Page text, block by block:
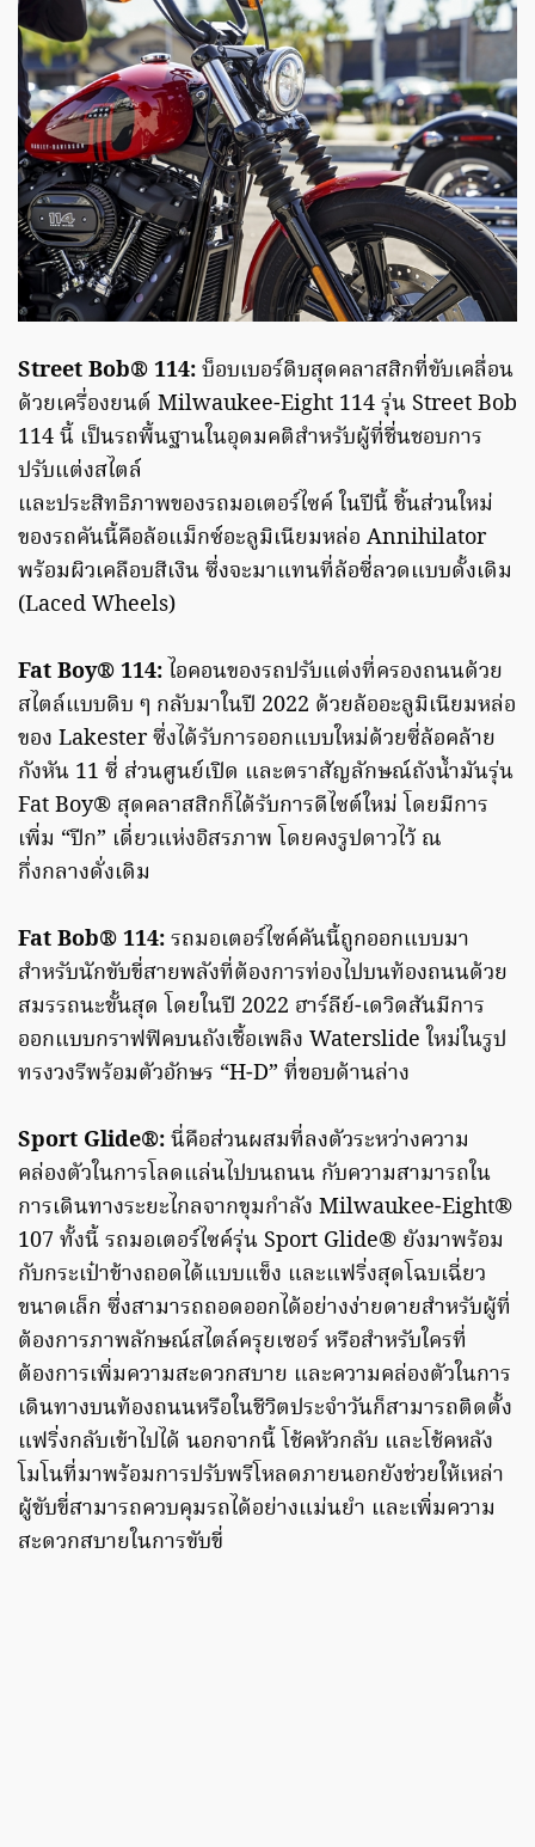
Street Bob® 114:บ็อบเบอร์ดิบสุดคลาสสิกที่ขับเคลื่อน
ด้วยเครื่องยนต์ Milwaukee-Eight 114 รุ่น Street Bob
114 นี้ เป็นรถพื้นฐานในอุดมคติสำหรับผู้ที่ชื่นชอบการ
ปรับแต่งสไตล์
และประสิทธิภาพของรถมอเตอร์ไซค์ ในปีนี้ ชิ้นส่วนใหม่
ของรถคันนี้คือล้อแม็กซ์อะลูมิเนียมหล่อ Annihilator
พร้อมผิวเคลือบสีเงิน ซึ่งจะมาแทนที่ล้อซี่ลวดแบบดั้งเดิม
(Laced Wheels)
Fat Boy® 114: ไอคอนของรถปรับแต่งที่ครองถนนด้วย
สไตล์แบบดิบ ๆ กลับมาในปี 2022 ด้วยล้ออะลูมิเนียมหล่อ
ของ Lakester ซึ่งได้รับการออกแบบใหม่ด้วยซี่ล้อคล้าย
กังหัน 11 ซี่ ส่วนศูนย์เปิด และตราสัญลักษณ์ถังน้ำมันรุ่น
Fat Boy® สุดคลาสสิกก็ได้รับการดีไซต์ใหม่ โดยมีการ
เพิ่ม “ปีก” เดี่ยวแห่งอิสรภาพ โดยคงรูปดาวไว้ ณ
กึ่งกลางดั่งเดิม
Fat Bob® 114:รถมอเตอร์ไซค์คันนี้ถูกออกแบบมา
สำหรับนักขับขี่สายพลังที่ต้องการท่องไปบนท้องถนนด้วย
สมรรถนะขั้นสุด โดยในปี 2022 ฮาร์ลีย์-เดวิดสันมีการ
ออกแบบกราฟฟิคบนถังเชื้อเพลิง Waterslide ใหม่ในรูป
ทรงวงรีพร้อมตัวอักษร “H-D” ที่ขอบด้านล่าง
Sport Glide®:นี่คือส่วนผสมที่ลงตัวระหว่างความ
คล่องตัวในการโลดแล่นไปบนถนน กับความสามารถใน
การเดินทางระยะไกลจากขุมกำลัง Milwaukee-Eight®
107 ทั้งนี้ รถมอเตอร์ไซค์รุ่น Sport Glide® ยังมาพร้อม
กับกระเป๋าข้างถอดได้แบบแข็ง และแฟริ่งสุดโฉบเฉี่ยว
ขนาดเล็ก ซึ่งสามารถถอดออกได้อย่างง่ายดายสำหรับผู้ที่
ต้องการภาพลักษณ์สไตล์ครุยเซอร์ หรือสำหรับใครที่
ต้องการเพิ่มความสะดวกสบาย และความคล่องตัวในการ
เดินทางบนท้องถนนหรือในชีวิตประจำวันก็สามารถติดตั้ง
แฟริ่งกลับเข้าไปได้ นอกจากนี้ โช้คหัวกลับ และโช้คหลัง
โมโนที่มาพร้อมการปรับพรีโหลดภายนอกยังช่วยให้เหล่า
ผู้ขับขี่สามารถควบคุมรถได้อย่างแม่นยำ และเพิ่มความ
สะดวกสบายในการขับขี่